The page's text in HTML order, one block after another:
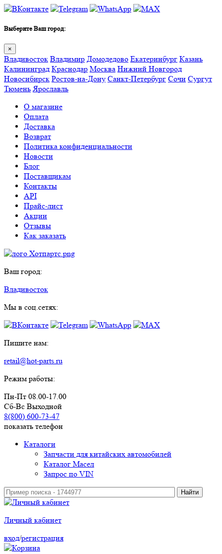
Выберите Ваш город:
×
Владивосток Владимир Домодедово Екатеринбург Казань
Калининград Краснодар Москва Нижний Новгород
Новосибирск Ростов-на-Дону Санкт-Петербург Сочи Сургут
Тюмень Ярославль
О магазине
Оплата
Доставка
Возврат
Политика конфиденциальности
Новости
Блог
Поставщикам
Контакты
API
Прайс-лист
Акции
Отзывы
Как заказать
Ваш город:
Владивосток
Мы в соц.сетях:
Пишите нам:
retail@hot-parts.ru
Режим работы:
Пн-Пт 08.00-17.00
Сб-Вс Выходной
8(800) 600-73-47
показать телефон
Каталоги
Запчасти для китайских автомобилей
Каталог Масел
Запрос по VIN
Личный кабинет
вход/регистрация